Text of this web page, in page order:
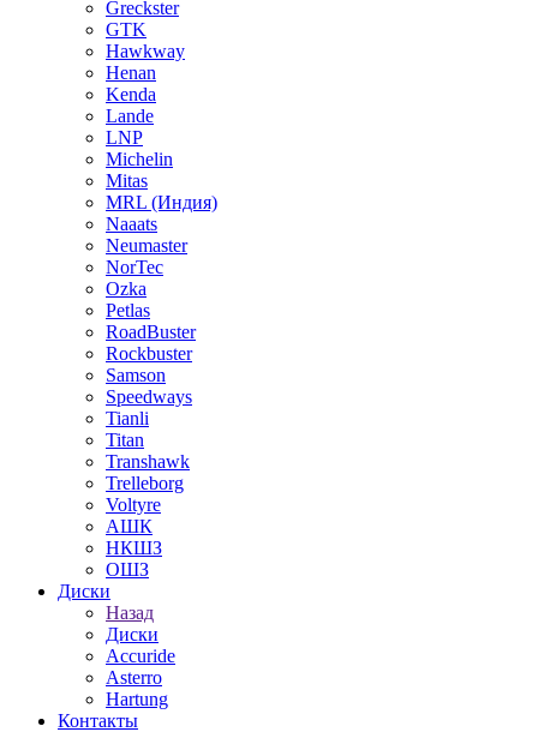
Greckster
GTK
Hawkway
Henan
Kenda
Lande
LNP
Michelin
Mitas
MRL (Индия)
Naaats
Neumaster
NorTec
Ozka
Petlas
RoadBuster
Rockbuster
Samson
Speedways
Tianli
Titan
Transhawk
Trelleborg
Voltyre
АШК
НКШЗ
ОШЗ
Диски
Назад
Диски
Accuride
Asterro
Hartung
Контакты